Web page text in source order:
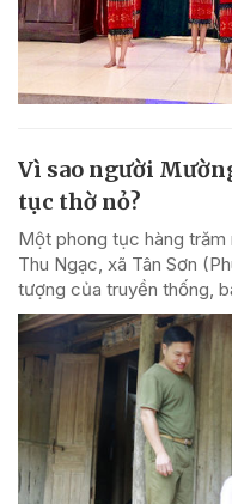
Vì sao người
tục thờ nỏ?
Một phong tục hàng trăm
Thu Ngạc, xã Tân Sơn
tượng của truyền thống,